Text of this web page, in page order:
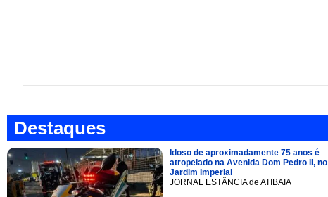
Destaques
Idoso de aproximadamente 75 anos é
atropelado na Avenida Dom Pedro II, no
Jardim Imperial
JORNAL ESTÂNCIA de ATIBAIA